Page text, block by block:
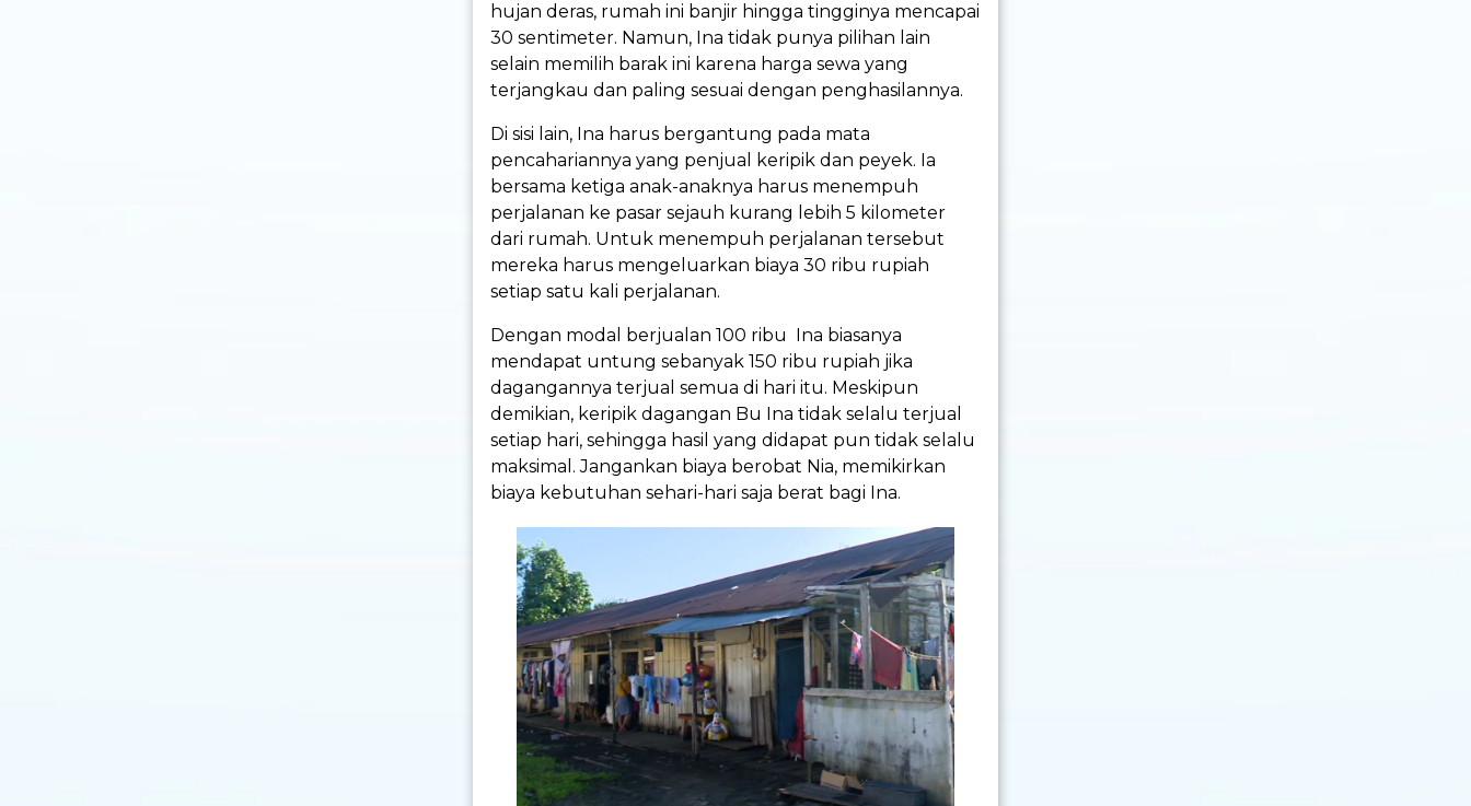
hujan deras, rumah ini banjir hingga tingginya mencapai
30 sentimeter. Namun, Ina tidak punya pilihan lain
selain memilih barak ini karena harga sewa yang
terjangkau dan paling sesuai dengan penghasilannya.
Di sisi lain, Ina harus bergantung pada mata
pencahariannya yang penjual keripik dan peyek. Ia
bersama ketiga anak-anaknya harus menempuh
perjalanan ke pasar sejauh kurang lebih 5 kilometer
dari rumah. Untuk menempuh perjalanan tersebut
mereka harus mengeluarkan biaya 30 ribu rupiah
setiap satu kali perjalanan.
Dengan modal berjualan 100 ribu Ina biasanya
mendapat untung sebanyak 150 ribu rupiah jika
dagangannya terjual semua di hari itu. Meskipun
demikian, keripik dagangan Bu Ina tidak selalu terjual
setiap hari, sehingga hasil yang didapat pun tidak selalu
maksimal. Jangankan biaya berobat Nia, memikirkan
biaya kebutuhan sehari-hari saja berat bagi Ina.